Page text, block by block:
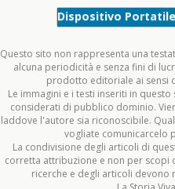
Dispositivo Portatile
Questo sito non rappresenta una
alcuna periodicità e senza fini di
prodotto editoriale ai sensi
Le immagini e i testi inseriti in
considerati di pubblico dominio.
laddove l'autore sia riconoscibile.
vogliate comunicarcelo
La condivisione degli articoli di
corretta attribuzione e non per scopi
ricerche e degli articoli devono